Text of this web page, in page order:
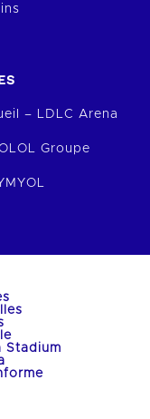
– LDLC Arena
OL Groupe
MYOL
Stadium